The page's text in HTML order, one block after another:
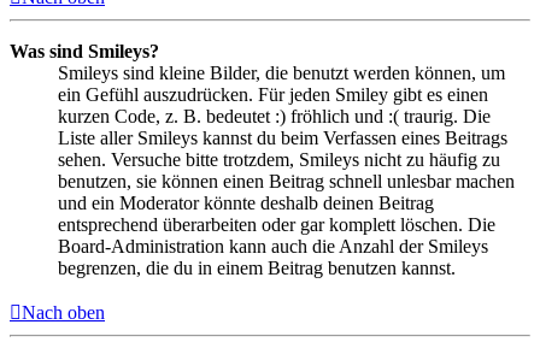
Was sind Smileys?
Smileys sind kleine Bilder, die benutzt werden können, um
ein Gefühl auszudrücken. Für jeden Smiley gibt es einen
kurzen Code, z. B. bedeutet :) fröhlich und :( traurig. Die
Liste aller Smileys kannst du beim Verfassen eines Beitrags
sehen. Versuche bitte trotzdem, Smileys nicht zu häufig zu
benutzen, sie können einen Beitrag schnell unlesbar machen
und ein Moderator könnte deshalb deinen Beitrag
entsprechend überarbeiten oder gar komplett löschen. Die
Board-Administration kann auch die Anzahl der Smileys
begrenzen, die du in einem Beitrag benutzen kannst.
Nach oben